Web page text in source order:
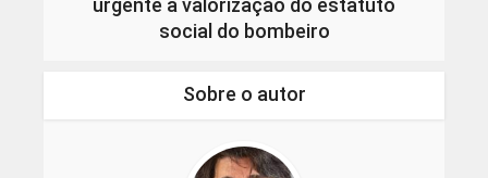
urgente a valorização do estatuto
social do bombeiro
Sobre o autor